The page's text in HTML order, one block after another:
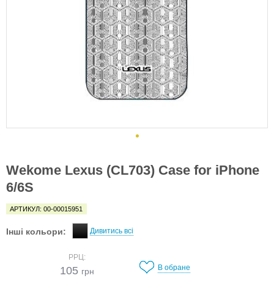
Wekome Lexus (CL703) Case for iPhone
6/6S
АРТИКУЛ: 00-00015951
Інші кольори: Дивитись всі
РРЦ:
105 грн В обране